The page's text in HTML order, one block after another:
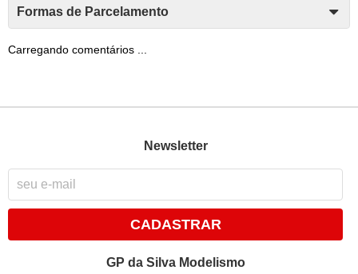
Formas de Parcelamento
Carregando comentários ...
Newsletter
CADASTRAR
GP da Silva Modelismo